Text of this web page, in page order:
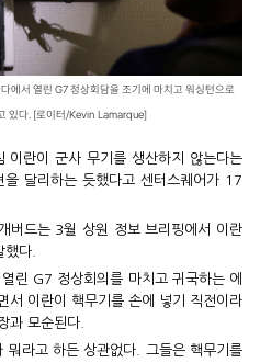
서 열린 G7 정상회담을 조기에 마치고 워싱턴으로
있다. [로이터/Kevin Lamarque]
이란이 군사 무기를 생산하지 않는다는
달리하는 듯했다고 센터스퀘어가 17
버드는 3월 상원 정보 브리핑에서 이란
다.
린 G7 정상회의를 마치고 귀국하는 에
서 이란이 핵무기를 손에 넣기 직전이라
과 모순된다.
뭐라고 하든 상관없다. 그들은 핵무기를